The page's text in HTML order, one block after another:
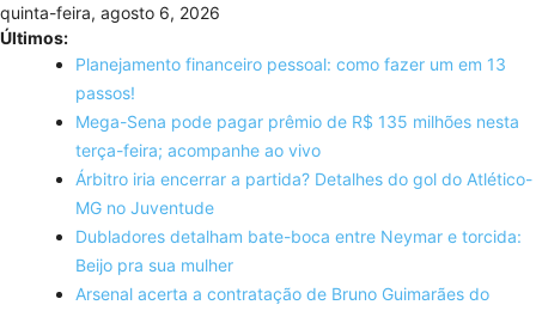
Skip
to
content
quinta-feira, agosto 6, 2026
Últimos:
Planejamento financeiro pessoal: como fazer um em 13
passos!
Mega-Sena pode pagar prêmio de R$ 135 milhões nesta
terça-feira; acompanhe ao vivo
Árbitro iria encerrar a partida? Detalhes do gol do Atlético-
MG no Juventude
Dubladores detalham bate-boca entre Neymar e torcida:
Beijo pra sua mulher
Arsenal acerta a contratação de Bruno Guimarães do